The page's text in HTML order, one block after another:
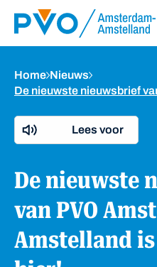
Skip Navigation or Skip to
Home
Nieuws
De nieuwste nieuwsbrief van PVO
Lees voor
De nieuwste nieuwsbrief
van PVO
Amstelland is